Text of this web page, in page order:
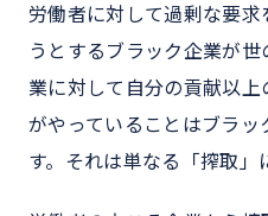
労働者に対して過剰な要
うとするブラック企業が
業に対して自分の貢献以
がやっていることはブラ
す。それは単なる「搾取」